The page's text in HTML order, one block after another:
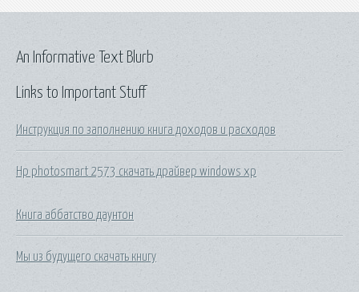
Links to Important Stuff
Инструкция по заполнению книга доходов и расходов
Hp photosmart 2573 скачать драйвер windows xp
Книга аббатство даунтон
Мы из будущего скачать книгу
An Informative Text Blurb